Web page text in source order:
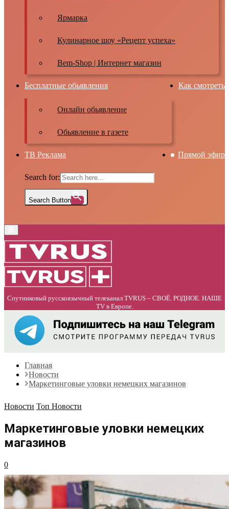
Ярмарка
Кулинарное шоу «Рецепт успеха»
Bem-Shop | Интернет магазин
Бесплатные обьявления
Онлайн обьявление
Обьявление в газете
Как смотреть
ТВ Реклама Прямой эфир
Search for:
Search Button
Menu
Спутниковый русскоязычный телеканал TVRUS – СВОЁ. РОДНОЕ. НАШЕ
TV в Европе.
Главная
Новости
Маркетинговые уловки немецких магазинов
Новости Топ Новости
Маркетинговые уловки немецких
магазинов
0